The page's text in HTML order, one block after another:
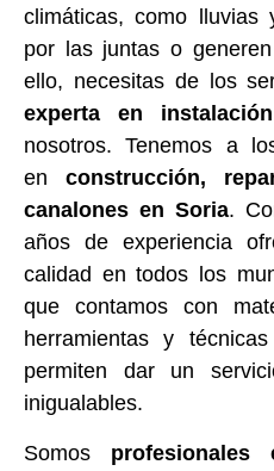
climáticas, como
por las juntas o
ello, necesitas de los
experta en
nosotros. Tenemos a
enconstrucción,
canalones en Soria.
años de experiencia
calidad en todos los
que contamos con
herramientas y
permiten dar un
inigualables.
Somos